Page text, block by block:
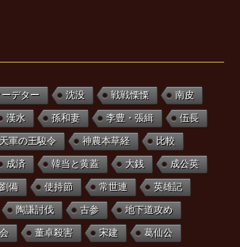
デター 沈没 戦戦慄慄 南皮
漢水 孫和妻 李豊・張緝 伍長
天軍の王駿令 神農本草経 比較
成済 韓当と黄蓋 大銭 成公英
備 使持節 常世連 英雄記
陶謙討伐 古参 地下道攻め
董卓殺害 宋建 葛仙公